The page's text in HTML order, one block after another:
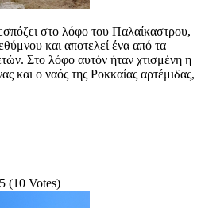
στο λόφο του Παλαίκαστρου,
και αποτελεί ένα από τα
Στο λόφο αυτόν ήταν χτισμένη η
και ο ναός της Ροκκαίας αρτέμιδας,
(10 Votes)